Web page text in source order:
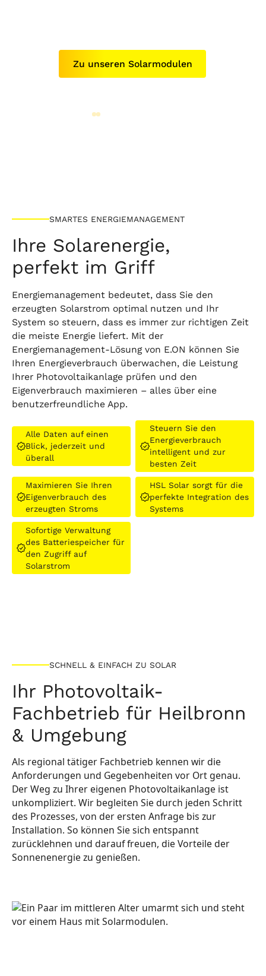
Zu unseren Solarmodulen
SMARTES ENERGIEMANAGEMENT
Ihre Solarenergie,
perfekt im Griff
Energiemanagement bedeutet, dass Sie den
erzeugten Solarstrom optimal nutzen und Ihr
System so steuern, dass es immer zur richtigen Zeit
die meiste Energie liefert. Mit der
Energiemanagement-Lösung von E.ON können Sie
Ihren Energieverbrauch überwachen, die Leistung
Ihrer Photovoltaikanlage prüfen und den
Eigenverbrauch maximieren – alles über eine
benutzerfreundliche App.
Alle Daten auf einen
Blick, jederzeit und
überall
Steuern Sie den
Energieverbrauch
intelligent und zur
besten Zeit
Maximieren Sie Ihren
Eigenverbrauch des
erzeugten Stroms
HSL Solar sorgt für die
perfekte Integration des
Systems
Sofortige Verwaltung
des Batteriespeicher für
den Zugriff auf
Solarstrom
SCHNELL & EINFACH ZU SOLAR
Ihr Photovoltaik-
Fachbetrieb für Heilbronn
& Umgebung
Als regional tätiger Fachbetrieb kennen wir die
Anforderungen und Gegebenheiten vor Ort genau.
Der Weg zu Ihrer eigenen Photovoltaikanlage ist
unkompliziert. Wir begleiten Sie durch jeden Schritt
des Prozesses, von der ersten Anfrage bis zur
Installation. So können Sie sich entspannt
zurücklehnen und darauf freuen, die Vorteile der
Sonnenenergie zu genießen.